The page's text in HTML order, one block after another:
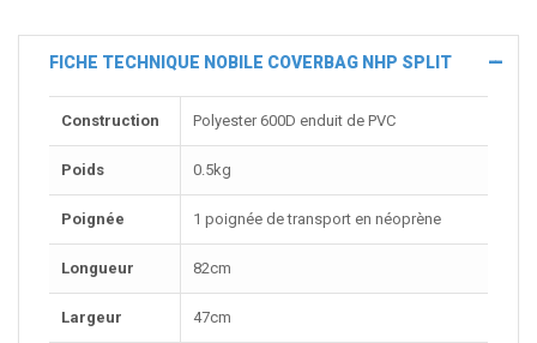
FICHE TECHNIQUE NOBILE COVERBAG NHP SPLIT
Construction Polyester 600D enduit de PVC
Poids 0.5kg
Poignée 1 poignée de transport en néoprène
Longueur 82cm
Largeur 47cm